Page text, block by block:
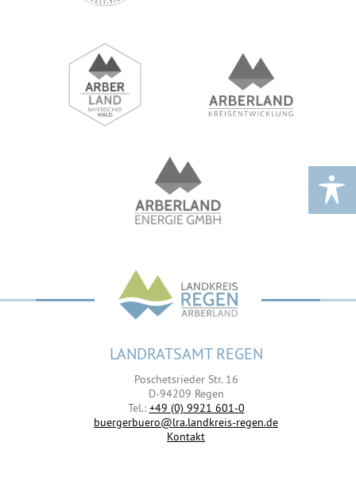
LANDRATSAMT REGEN
Poschetsrieder Str. 16
D-94209 Regen
Tel.: +49 (0) 9921 601-0
buergerbuero@lra.landkreis-regen.de
Kontakt